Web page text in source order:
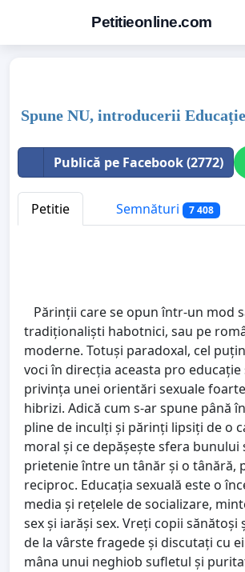
Petitieonline.com
Spune NU, introducerii
Publică pe Facebook (2772)
Petitie Semnături 7 408
Părinții care se opun într-un mod
tradiționaliști habotnici, sau pe
moderne. Totuși paradoxal, cel
voci în direcția aceasta pro
privința unei orientări sexuale
hibrizi. Adică cum s-ar spune până
pline de inculți și părinți lipsiți de o
moral și ce depășește sfera
prietenie între un tânăr și o tânără,
reciproc. Educația sexuală este o
media și rețelele de socializare,
sex și iarăși sex. Vreți copii
de la vârste fragede și discutați cu
mâna unui neghiob sufletul și